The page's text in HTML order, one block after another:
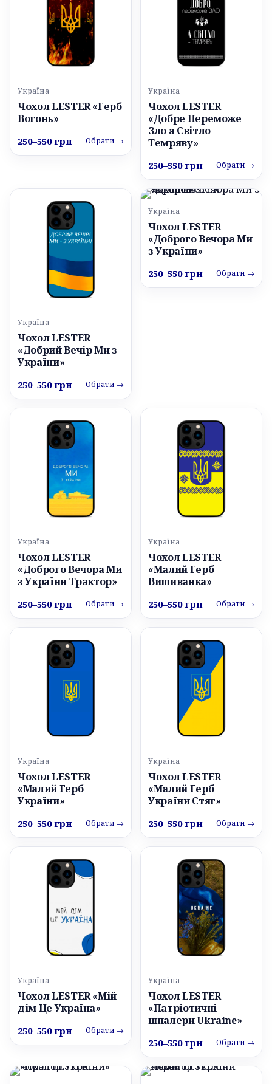
Україна
Чохол LESTER «Герб
Вогонь»
250–550 грн Обрати →
Україна
Чохол LESTER
«Добре Переможе
Зло а Світло
Темряву»
250–550 грн Обрати →
Україна
Чохол LESTER
«Добрий Вечір Ми з
України»
250–550 грн Обрати →
Україна
Чохол LESTER
«Доброго Вечора Ми
з України»
250–550 грн Обрати →
Україна
Чохол LESTER
«Доброго Вечора Ми
з України Трактор»
250–550 грн Обрати →
Україна
Чохол LESTER
«Малий Герб
Вишиванка»
250–550 грн Обрати →
Україна
Чохол LESTER
«Малий Герб
України»
250–550 грн Обрати →
Україна
Чохол LESTER
«Малий Герб
України Стяг»
250–550 грн Обрати →
Україна
Чохол LESTER «Мій
дім Це Україна»
250–550 грн Обрати →
Україна
Чохол LESTER
«Патріотичні
шпалери Ukraine»
250–550 грн Обрати →